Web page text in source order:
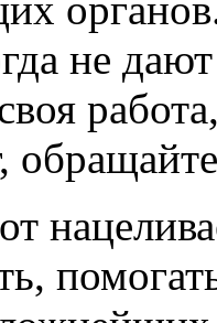
не